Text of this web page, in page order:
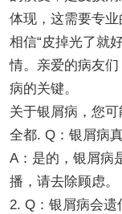
体现，这需要专
相信“皮掉光了就
情。亲爱的病友
病的关键。
关于银屑病，您可
全都. Q：银屑病
A：是的，银屑病
播，请去除顾虑。
2. Q：银屑病会遗